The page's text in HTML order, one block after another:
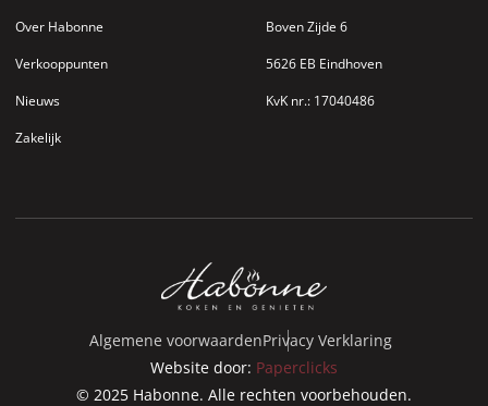
Over Habonne
Verkooppunten
Nieuws
Zakelijk
Boven Zijde 6
5626 EB Eindhoven
KvK nr.: 17040486
© 2025 Habonne. Alle rechten voorbehouden.
Website door: Paperclicks
Algemene voorwaardenPrivacy Verklaring